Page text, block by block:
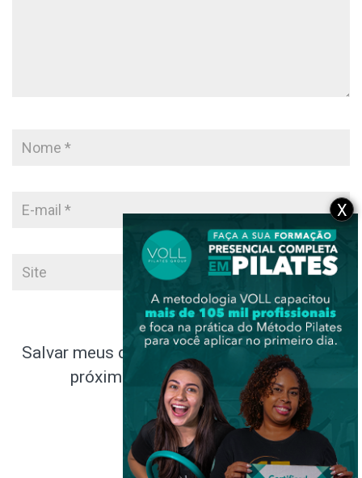
Salvar meus dados neste navegador para a
próxima vez que eu comentar.
X